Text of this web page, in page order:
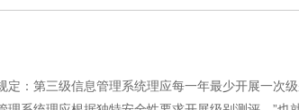
：第三级信息管理系统理应每一年最少开展一次